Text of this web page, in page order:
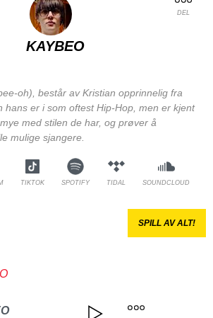
DEL
KAYBEO
oh), består av Kristian opprinnelig fra
hans er i som oftest Hip-Hop, men er kjent
med stilen de har, og prøver å
mulige sjangere.
TIKTOK SPOTIFY TIDAL SOUNDCLOUD
SPILL AV ALT!